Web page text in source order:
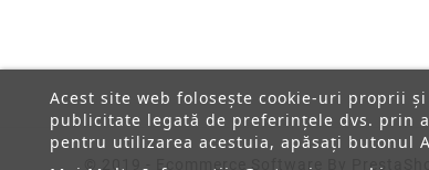
Acest site web folosește cookie-uri proprii
publicitate legată de preferințele dvs. prin
pentru utilizarea acestuia, apăsați butonul
© 2019 - Ecommerce Software By